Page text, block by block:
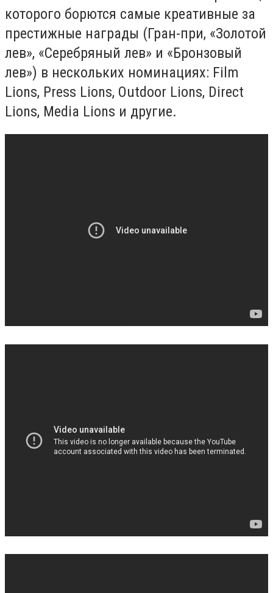
которого борются самые креативные за
престижные награды (Гран-при, «Золотой
лев», «Серебряный лев» и «Бронзовый
лев») в нескольких номинациях: Film
Lions, Press Lions, Outdoor Lions, Direct
Lions, Media Lions и другие.